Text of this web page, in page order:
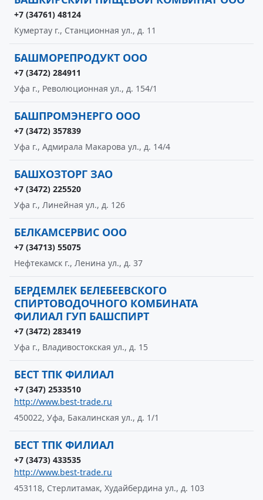
+7 (34761) 48124
Кумертау г., Станционная ул., д. 11
БАШМОРЕПРОДУКТ ООО
+7 (3472) 284911
Уфа г., Революционная ул., д. 154/1
БАШПРОМЭНЕРГО ООО
+7 (3472) 357839
Уфа г., Адмирала Макарова ул., д. 14/4
БАШХОЗТОРГ ЗАО
+7 (3472) 225520
Уфа г., Линейная ул., д. 126
БЕЛКАМСЕРВИС ООО
+7 (34713) 55075
Нефтекамск г., Ленина ул., д. 37
БЕРДЕМЛЕК БЕЛЕБЕЕВСКОГО
СПИРТОВОДОЧНОГО КОМБИНАТА
ФИЛИАЛ ГУП БАШСПИРТ
+7 (3472) 283419
Уфа г., Владивостокская ул., д. 15
БЕСТ ТПК ФИЛИАЛ
+7 (347) 2533510
http://www.best-trade.ru
450022, Уфа, Бакалинская ул., д. 1/1
БЕСТ ТПК ФИЛИАЛ
+7 (3473) 433535
http://www.best-trade.ru
453118, Стерлитамак, Худайбердина ул., д. 103